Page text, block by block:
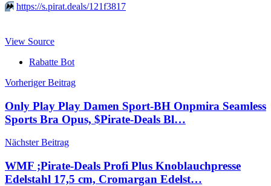
⏩️ https://s.pirat.deals/121f3817
View Source
Rabatte Bot
Beitragsnavigation
Vorheriger Beitrag
Only Play Play Damen Sport-BH Onpmira Seamless
Sports Bra Opus, $Pirate-Deals Bl…
Nächster Beitrag
WMF ;Pirate-Deals Profi Plus Knoblauchpresse
Edelstahl 17,5 cm, Cromargan Edelst…